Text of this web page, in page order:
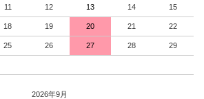
11 12 13 14 15
18 19 20 21 22
25 26 27 28 29
2026年9月